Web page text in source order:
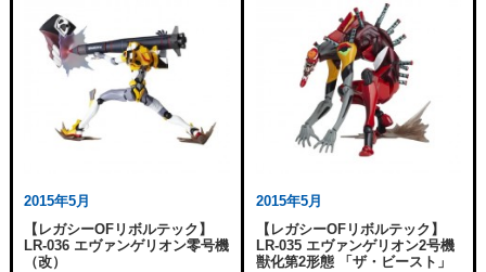
2015年5月
【レガシーOFリボルテック】
LR-036 エヴァンゲリオン零号機
（改）
2015年5月
【レガシーOFリボルテック】
LR-035 エヴァンゲリオン2号機
獣化第2形態 「ザ・ビースト」